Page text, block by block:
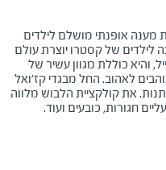
מענה אופנתי מושלם לילדים
קולקציית האופנה לילדים של קסטרו יוצרת עולם
והיא כוללת מגוון עשיר של
לאהוב. החל מבגדי קז'ואל
את קולקציית הלבוש מלווה
חגורות, כובעים ועוד.